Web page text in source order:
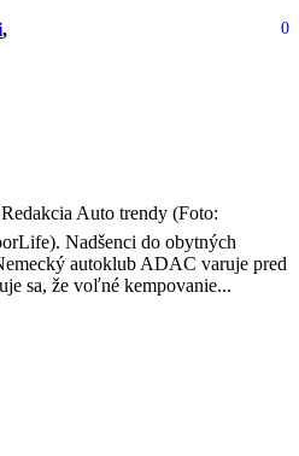
, 0
Auto trendy (Foto:
Nadšenci do obytných
autoklub ADAC varuje pred
sa, že voľné kempovanie...